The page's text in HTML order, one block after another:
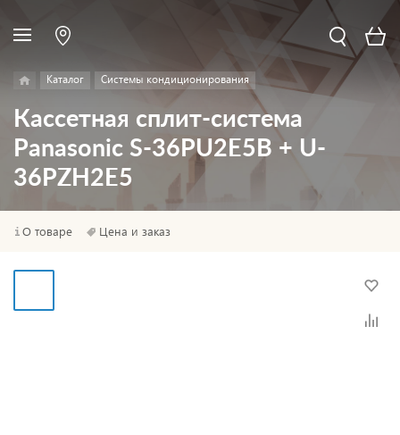
Каталог Системы кондиционирования
Кассетная сплит-система
Panasonic S-36PU2E5B + U-
36PZH2E5
О товаре Цена и заказ